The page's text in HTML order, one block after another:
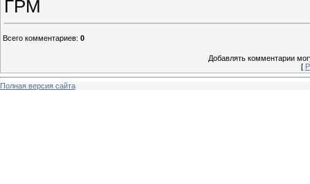
ГРМ
Всего комментариев: 0
Добавлять комментарии
[
Полная версия сайта